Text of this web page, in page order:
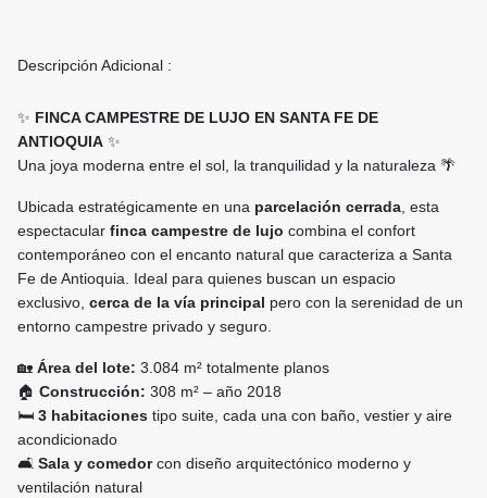
Descripción Adicional :
✨ FINCA CAMPESTRE DE LUJO EN SANTA FE DE
ANTIOQUIA ✨
Una joya moderna entre el sol, la tranquilidad y la naturaleza 🌴
Ubicada estratégicamente en una parcelación cerrada , esta
espectacular finca campestre de lujo combina el confort
contemporáneo con el encanto natural que caracteriza a Santa
Fe de Antioquia. Ideal para quienes buscan un espacio
exclusivo, cerca de la vía principal pero con la serenidad de un
entorno campestre privado y seguro.
🏡 Área del lote: 3.084 m² totalmente planos
🏠 Construcción: 308 m² – año 2018
🛏️ 3 habitaciones tipo suite, cada una con baño, vestier y aire
acondicionado
🛋️ Sala y comedorcon diseño arquitectónico moderno y
ventilación natural